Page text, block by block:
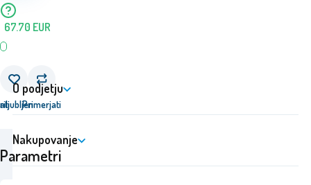
67.70 EUR
Primerjati
Parametri
O podjetju
Nakupovanje